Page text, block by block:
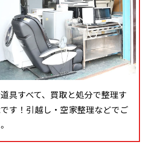
具すべて、買取と処分で整理す
す！引越し・空家整理などでご